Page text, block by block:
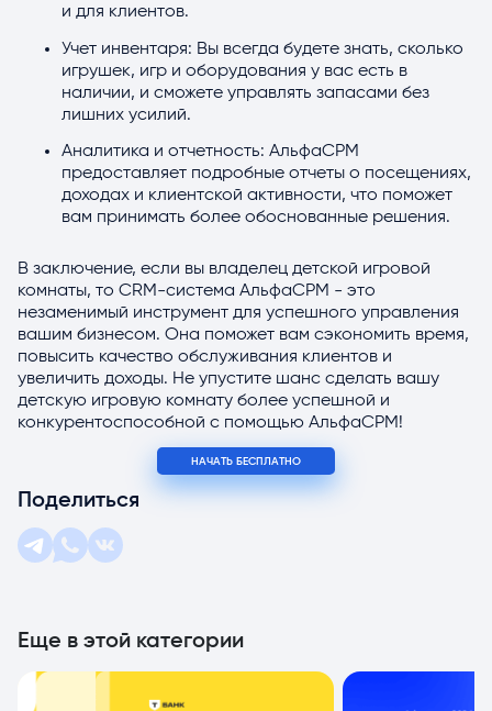
и для клиентов.
Учет инвентаря: Вы всегда будете знать, сколько
игрушек, игр и оборудования у вас есть в
наличии, и сможете управлять запасами без
лишних усилий.
Аналитика и отчетность: АльфаСРМ
предоставляет подробные отчеты о посещениях,
доходах и клиентской активности, что поможет
вам принимать более обоснованные решения.
В заключение, если вы владелец детской игровой
комнаты, то CRM-система АльфаСРМ - это
незаменимый инструмент для успешного управления
вашим бизнесом. Она поможет вам сэкономить время,
повысить качество обслуживания клиентов и
увеличить доходы. Не упустите шанс сделать вашу
детскую игровую комнату более успешной и
конкурентоспособной с помощью АльфаСРМ!
НАЧАТЬ БЕСПЛАТНО
Поделиться
Еще в этой категории